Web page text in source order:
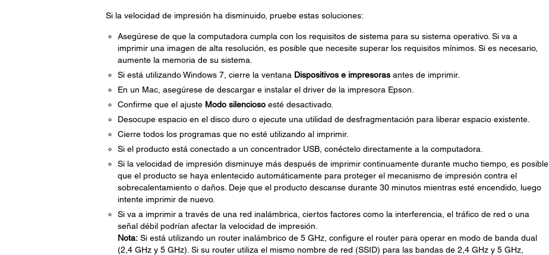
Si la velocidad de impresión ha disminuido, pruebe estas soluciones:
Asegúrese de que la computadora cumpla con los requisitos de sistema para su sistema operativo. Si va a
imprimir una imagen de alta resolución, es posible que necesite superar los requisitos mínimos. Si es necesario,
aumente la memoria de su sistema.
Si está utilizando Windows 7, cierre la ventana Dispositivos e impresorasantes de imprimir.
En un Mac, asegúrese de descargar e instalar el driver de la impresora Epson.
Confirme que el ajuste Modo silenciosoesté desactivado.
Desocupe espacio en el disco duro o ejecute una utilidad de desfragmentación para liberar espacio existente.
Cierre todos los programas que no esté utilizando al imprimir.
Si el producto está conectado a un concentrador USB, conéctelo directamente a la computadora.
Si la velocidad de impresión disminuye más después de imprimir continuamente durante mucho tiempo, es posible
que el producto se haya enlentecido automáticamente para proteger el mecanismo de impresión contra el
sobrecalentamiento o daños. Deje que el producto descanse durante 30 minutos mientras esté encendido, luego
intente imprimir de nuevo.
Si va a imprimir a través de una red inalámbrica, ciertos factores como la interferencia, el tráfico de red o una
señal débil podrían afectar la velocidad de impresión.
Nota:Si está utilizando un router inalámbrico de 5 GHz, configure el router para operar en modo de banda dual
(2,4 GHz y 5 GHz). Si su router utiliza el mismo nombre de red (SSID) para las bandas de 2,4 GHz y 5 GHz,